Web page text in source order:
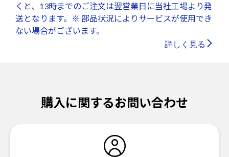
くと、13時までのご注文は翌営業日に当社工場より発
送となります。※ 部品状況によりサービスが使用でき
ない場合がございます。
詳しく見る
購入に関するお問い合わせ